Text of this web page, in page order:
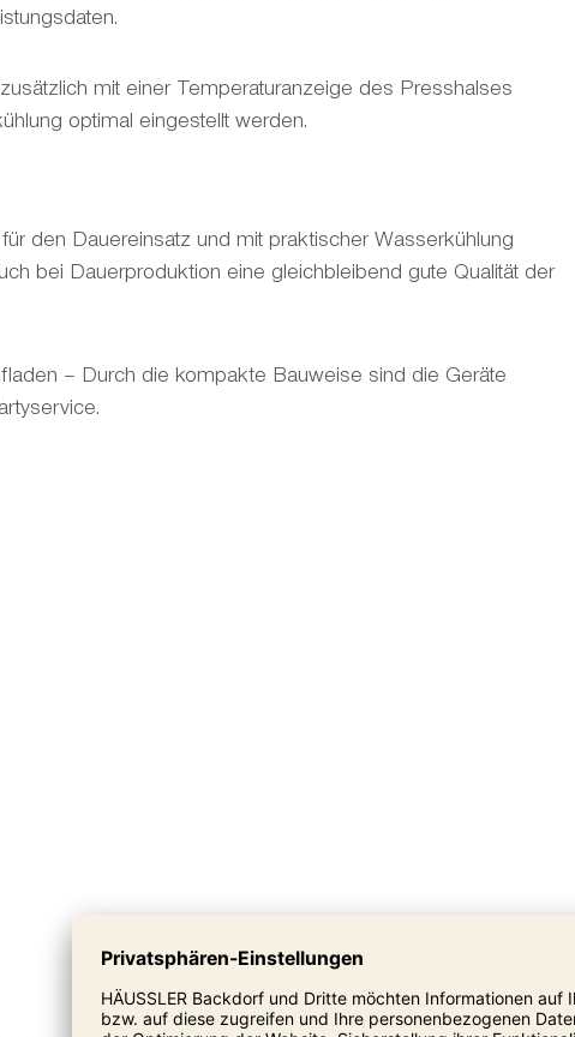
mit einer Temperaturanzeige des Presshalses
optimal eingestellt werden.
den Dauereinsatz und mit praktischer Wasserkühlung
bei Dauerproduktion eine gleichbleibend gute Qualität der
– Durch die kompakte Bauweise sind die Geräte